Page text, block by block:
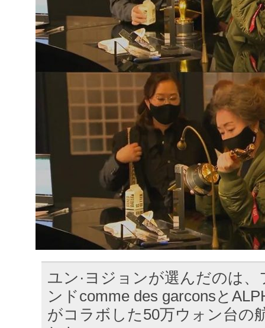
ユン·ヨジョンが選んだのは
ンドcomme des garconsと
がコラボした50万ウォン台の